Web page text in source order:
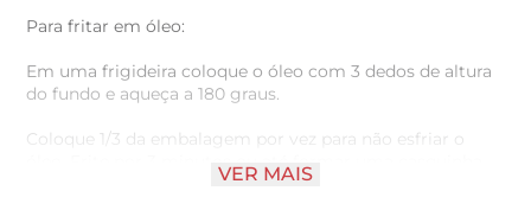
Para fritar em óleo:
Em uma frigideira coloque o óleo com 3 dedos de altura
do fundo e aqueça a 180 graus.
Coloque 1/3 da embalagem por vez para não esfriar o
óleo. Frite por 3 minutos ou até formar uma casquinha
marrom claro e ficar crocante por fora.
VER MAIS